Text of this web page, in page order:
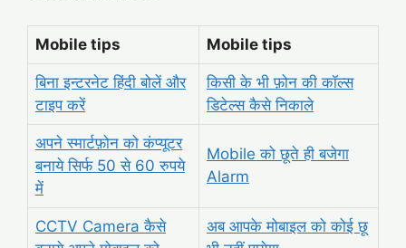
Mobile tips Mobile tips
बिना इन्टरनेट हिंदी बोलें और
टाइप करें
किसी के भी फ़ोन की कॉल्स
डिटेल्स कैसे निकाले
अपने स्मार्टफ़ोन को कंप्यूटर
बनाये सिर्फ 50 से 60 रुपये
में
Mobile को छूते ही बजेगा
Alarm
CCTV Camera कैसे
अब आपकेमोबाइल को कोई छू